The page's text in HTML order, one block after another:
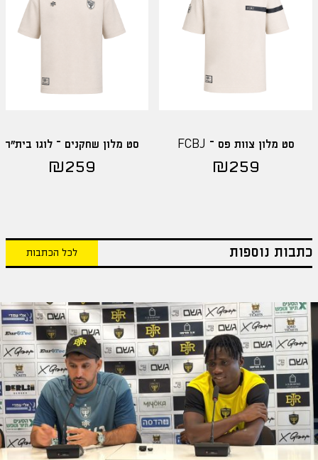
סט מלון צוות פס – FCBJ
₪259
סט מלון שחקנים – לוגו בית"ר
₪259
כתבות נוספות לכל הכתבות